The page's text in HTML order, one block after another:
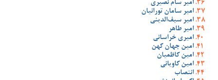
امیر سام نصیری
امیر سامان تورانیان
امیر سیف‌الدینی
امیر طاهر
امیری خراسانی
امین جهان کهن
امین کاظمیان
امین کاویانی
انتصاب